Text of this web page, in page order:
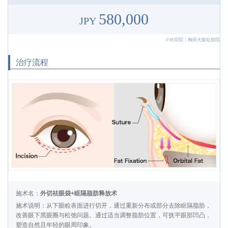
JPY 580,000
※对应院：梅田大阪站前院
治疗流程
施术名： 外切祛眼袋+眶隔脂肪释放术
施术说明：从下眼睑表面进行切开，通过重新分布或部分去除眶隔脂肪，
改善眼下黑眼圈与松弛问题。通过适当调整脂肪位置，可抚平眼部凹凸，
塑造自然且年轻的眼周印象。